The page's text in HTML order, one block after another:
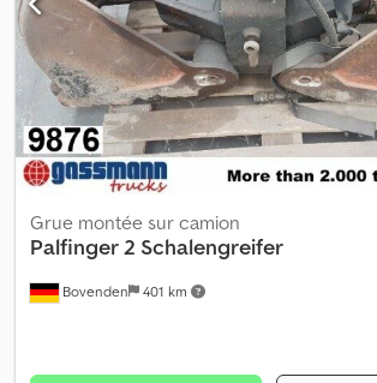
Bovenden 401 km
Grue montée sur camion
Palfinger2 Schalengreifer